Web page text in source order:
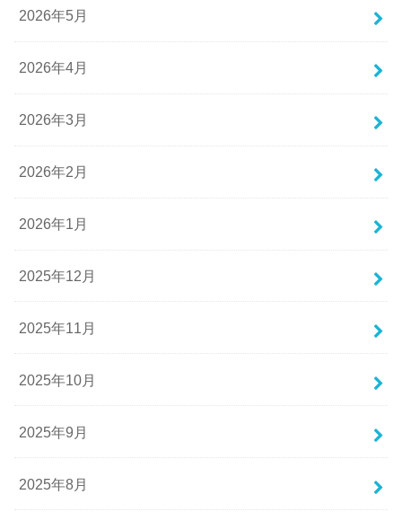
2026年5月
2026年4月
2026年3月
2026年2月
2026年1月
2025年12月
2025年11月
2025年10月
2025年9月
2025年8月